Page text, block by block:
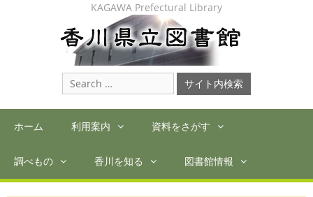
KAGAWA Prefectural Library
Search
for:
ホーム 利用案内 資料をさがす
調べもの 香川を知る 図書館情報